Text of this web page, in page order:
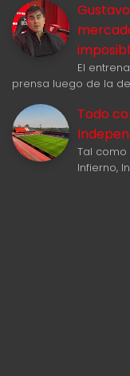
El
prensa luego de la
Todo
Tal como
Infierno,